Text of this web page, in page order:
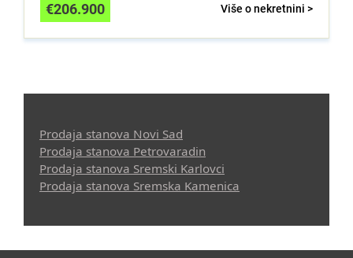
Više o nekretnini >
€206.900
Prodaja stanova Novi Sad
Prodaja stanova Petrovaradin
Prodaja stanova Sremski Karlovci
Prodaja stanova Sremska Kamenica